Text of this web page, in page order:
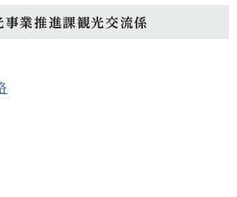
事業推進課観光交流係